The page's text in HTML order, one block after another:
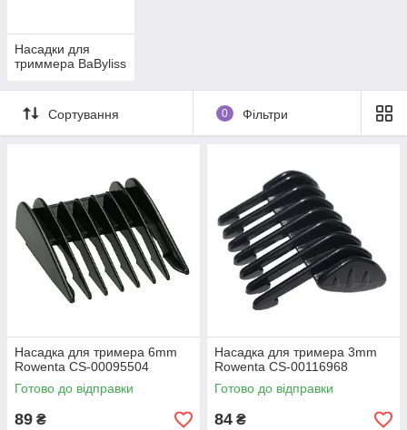
Насадки для
триммера BaByliss
Сортування 0 Фільтри
Насадка для тримера 6mm
Rowenta CS-00095504
Готово до відправки
89 ₴
Насадка для тримера 3mm
Rowenta CS-00116968
Готово до відправки
84 ₴